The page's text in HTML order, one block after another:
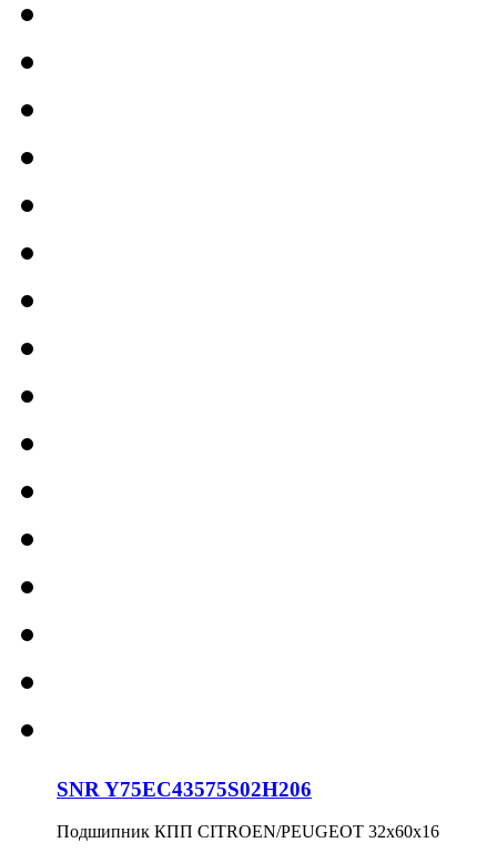
SNR Y75EC43575S02H206
Подшипник КПП CITROEN/PEUGEOT 32x60x16